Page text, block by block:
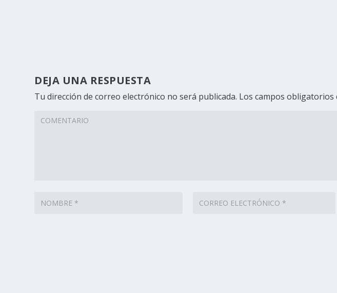
DEJA UNA RESPUESTA
Tu dirección de correo electrónico no será publicada. Los campos